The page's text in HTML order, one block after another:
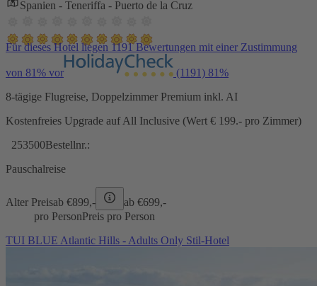
Spanien - Teneriffa - Puerto de la Cruz
Für dieses Hotel liegen 1191 Bewertungen mit einer Zustimmung
von 81% vor (1191) 81%
8-tägige Flugreise, Doppelzimmer Premium inkl. AI
Kostenfreies Upgrade auf All Inclusive (Wert € 199.- pro Zimmer)
253500Bestellnr.:
Pauschalreise
Alter Preisab €899,- ab €699,-
pro PersonPreis pro Person
TUI BLUE Atlantic Hills - Adults Only Stil-Hotel